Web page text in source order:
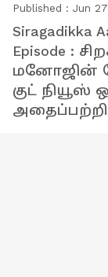
Published : Jun
Siragadikka
Episode :
மனோஜின்
குட்
அதைப்பற்றி